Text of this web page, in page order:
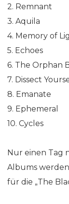
2. Remnant
3. Aquila
4. Memory of
5. Echoes
6. The Orphan
7. Dissect
8. Emanate
9. Ephemeral
10. Cycles
Nur einen Tag
Albums
für die „The